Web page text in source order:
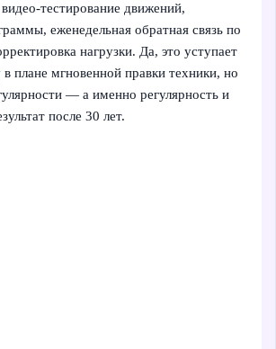
тестирование движений,
еженедельная обратная связь по
нагрузки. Да, это уступает
плане мгновенной правки техники, но
— а именно регулярность и
после 30 лет.